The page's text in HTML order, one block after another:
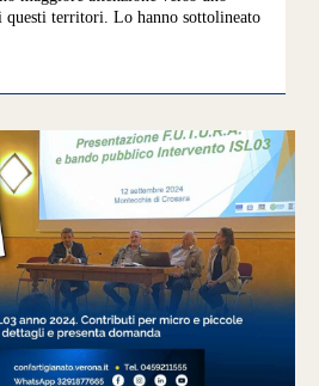
territori. Lo hanno sottolineato